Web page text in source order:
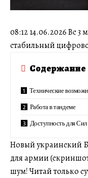
08:12 14.06.2026 Вс
стабильный
Содержание
Технические
Работа в тандеме
Доступность для
Новый украинский
для армии
шум! Читай только